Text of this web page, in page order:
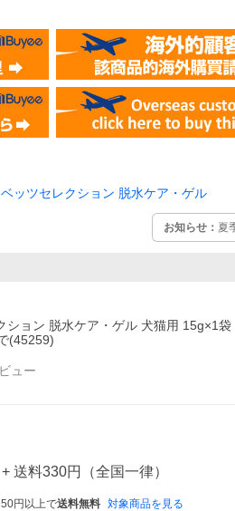
ベッツセレクション 脱水ケア・ゲル
お知らせ： 夏
ション 脱水ケア・ゲル 犬猫用 15g×1袋
(45259)
ュー
+ 送料330円 （全国一律）
円以上で送料無料 対象商品を見る